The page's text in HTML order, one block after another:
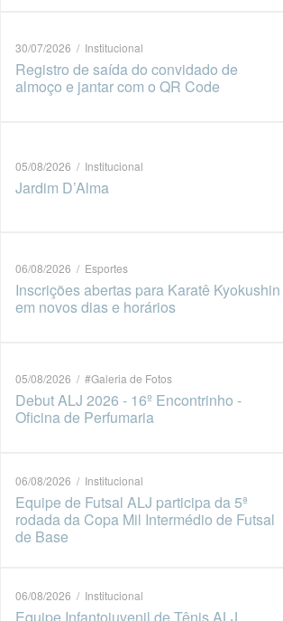
30/07/2026 / Institucional
Registro de saída do convidado de
almoço e jantar com o QR Code
05/08/2026 / Institucional
Jardim D’Alma
06/08/2026 / Esportes
Inscrições abertas para Karatê Kyokushin
em novos dias e horários
05/08/2026 / #Galeria de Fotos
Debut ALJ 2026 - 16º Encontrinho -
Oficina de Perfumaria
06/08/2026 / Institucional
Equipe de Futsal ALJ participa da 5ª
rodada da Copa Mil Intermédio de Futsal
de Base
06/08/2026 / Institucional
Equipe Infantojuvenil de Tênis ALJ